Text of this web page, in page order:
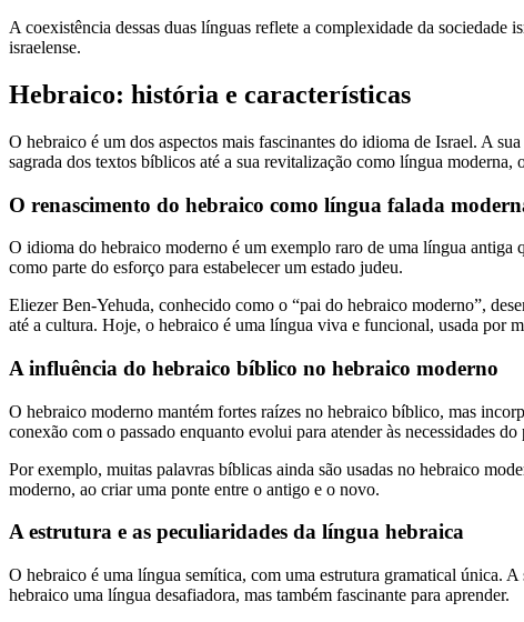
A coexistência dessas duas línguas reflete a complexidade da
israelense.
Hebraico: história e características
O hebraico é um dos aspectos mais fascinantes do idioma de Israel. A
sagrada dos textos bíblicos até a sua revitalização como língua
O renascimento do hebraico como língua falada
O idioma do hebraico moderno é um exemplo raro de uma língua
como parte do esforço para estabelecer um estado judeu.
Eliezer Ben-Yehuda, conhecido como o “pai do hebraico moderno”,
até a cultura. Hoje, o hebraico é uma língua viva e funcional, usada por
A influência do hebraico bíblico no hebraico moderno
O hebraico moderno mantém fortes raízes no hebraico bíblico, mas
conexão com o passado enquanto evolui para atender às necessidades do
Por exemplo, muitas palavras bíblicas ainda são usadas no hebraico
moderno, ao criar uma ponte entre o antigo e o novo.
A estrutura e as peculiaridades da língua hebraica
O hebraico é uma língua semítica, com uma estrutura gramatical única.
hebraico uma língua desafiadora, mas também fascinante para aprender.